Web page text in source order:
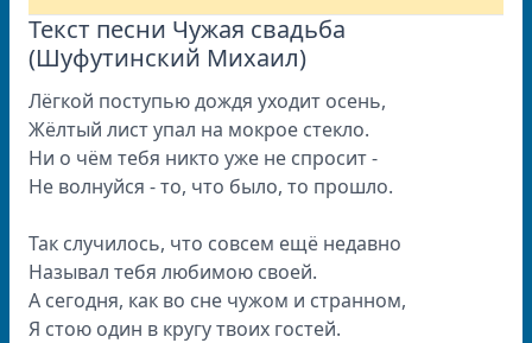
Текст песни Чужая свадьба
(Шуфутинский Михаил)
Лёгкой поступью дождя уходит осень,
Жёлтый лист упал на мокрое стекло.
Ни о чём тебя никто уже не спросит -
Не волнуйся - то, что было, то прошло.
Так случилось, что совсем ещё недавно
Называл тебя любимою своей.
А сегодня, как во сне чужом и странном,
Я стою один в кругу твоих гостей.